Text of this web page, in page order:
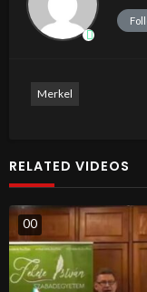
Merkel
RELATED VIDEOS
00